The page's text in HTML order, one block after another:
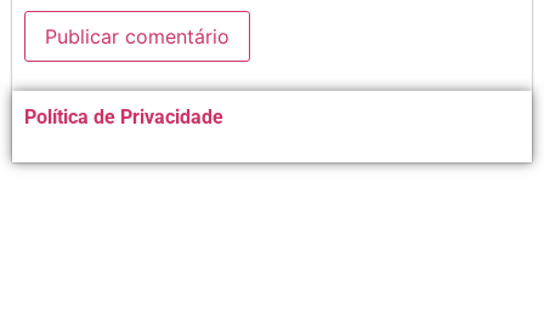
Alternative:
Política de Privacidade